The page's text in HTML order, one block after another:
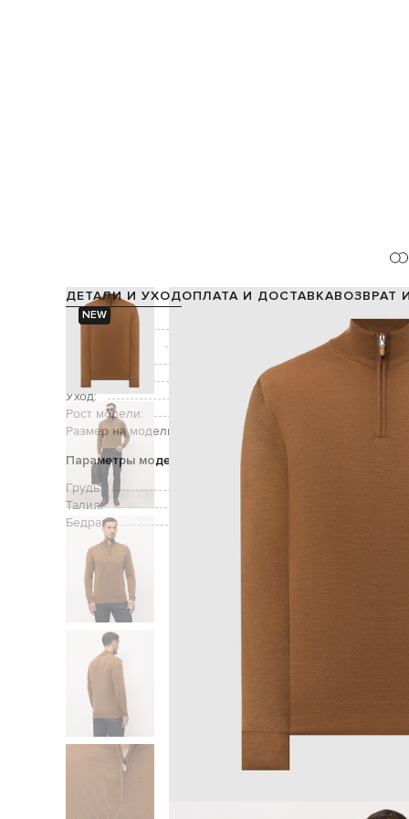
NEW
ДЕТАЛИ И УХОДОПЛАТА И ДОСТАВКАВОЗВРАТ
Состав:
Застежка:
Уход:
Рост модели:
Размер на модели:
Параметры модели
Грудь:
Талия:
Бедра: